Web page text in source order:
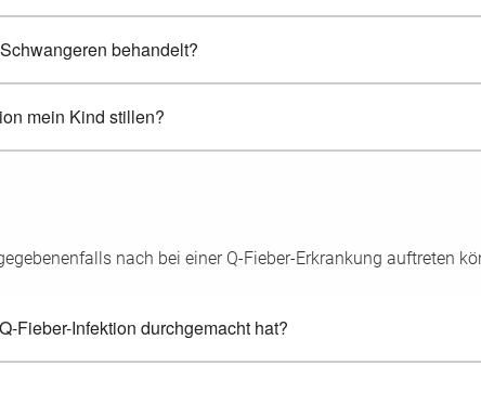
behandelt?
mein Kind stillen?
nach bei einer Q-Fieber-Erkrankung auftreten
Fieber-Infektion durchgemacht hat?